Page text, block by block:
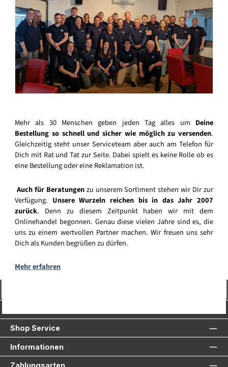
Mehr als 30 Menschen geben jeden Tag alles um Deine
Bestellung so schnell und sicher wie möglich zu versenden.
Gleichzeitig steht unser Serviceteam aber auch am Telefon für
Dich mit Rat und Tat zur Seite. Dabei spielt es keine Rolle ob es
eine Bestellung oder eine Reklamation ist.
Auch für Beratungenzu unserem Sortiment stehen wir Dir zur
Verfügung. Unsere Wurzeln reichen bis in das Jahr 2007
zurück. Denn zu diesem Zeitpunkt haben wir mit dem
Onlinehandel begonnen. Genau diese vielen Jahre sind es, die
uns zu einem wertvollen Partner machen. Wir freuen uns sehr
Dich als Kunden begrüßen zu dürfen.
Mehr erfahren
Shop Service
Informationen
Zahlungsarten